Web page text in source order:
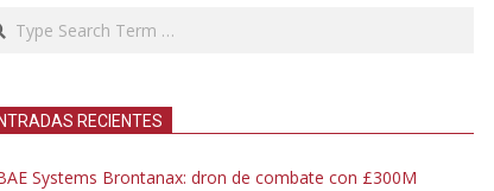
RECIENTES
Systems Brontanax: dron de combate con £300M